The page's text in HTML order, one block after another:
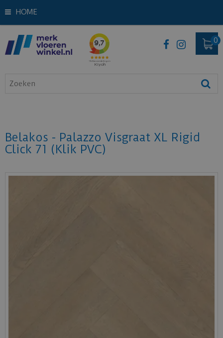
HOME
Belakos - Palazzo Visgraat XL Rigid
Click 71 (Klik PVC)